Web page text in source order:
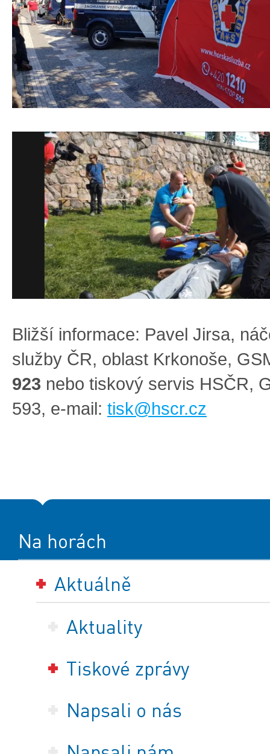
Bližší informace: Pavel Jirsa,
služby ČR, oblast Krkonoše,
923 nebo tiskový servis HSČR,
593, e-mail: tisk@hscr.cz
Na horách
Aktuálně
Aktuality
Tiskové zprávy
Napsali o nás